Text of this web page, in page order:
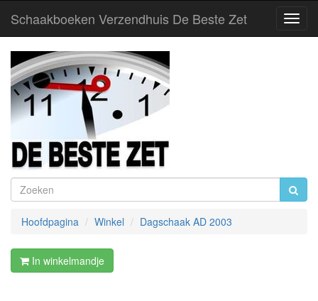
Schaakboeken Verzendhuis De Beste Zet
Hoofdpagina Winkel Dagschaak AD 2003
In winkelmandje